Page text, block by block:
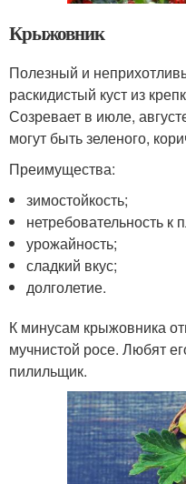
Крыжовник
Полезный и
раскидистый куст из
Созревает в июле,
могут быть зеленого,
Преимущества:
зимостойкость;
нетребовательность
урожайность;
сладкий вкус;
долголетие.
К минусам крыжовника
мучнистой росе. Любят
пилильщик.